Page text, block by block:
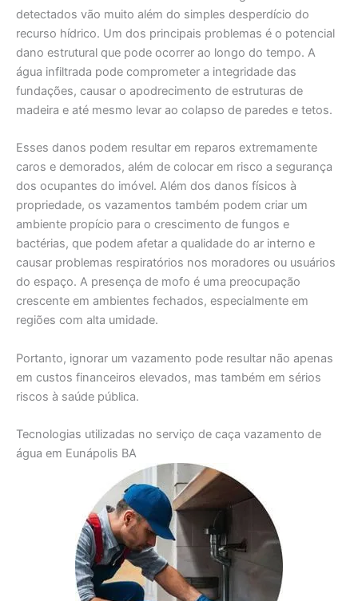
detectados vão muito além do simples desperdício do
recurso hídrico. Um dos principais problemas é o potencial
dano estrutural que pode ocorrer ao longo do tempo. A
água infiltrada pode comprometer a integridade das
fundações, causar o apodrecimento de estruturas de
madeira e até mesmo levar ao colapso de paredes e tetos.
Esses danos podem resultar em reparos extremamente
caros e demorados, além de colocar em risco a segurança
dos ocupantes do imóvel. Além dos danos físicos à
propriedade, os vazamentos também podem criar um
ambiente propício para o crescimento de fungos e
bactérias, que podem afetar a qualidade do ar interno e
causar problemas respiratórios nos moradores ou usuários
do espaço. A presença de mofo é uma preocupação
crescente em ambientes fechados, especialmente em
regiões com alta umidade.
Portanto, ignorar um vazamento pode resultar não apenas
em custos financeiros elevados, mas também em sérios
riscos à saúde pública.
Tecnologias utilizadas no serviço de caça vazamento de
água em Eunápolis BA